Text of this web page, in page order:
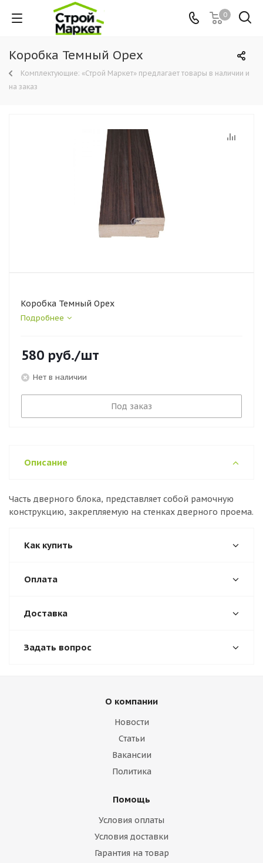
0
Коробка Темный Орех
Комплектующие: «Строй Маркет» предлагает товары в наличии и
на заказ
Коробка Темный Орех
Подробнее
580 руб./шт
Нет в наличии
Под заказ
Описание
Часть дверного блока, представляет собой рамочную
конструкцию, закрепляемую на стенках дверного проема.
Как купить
Оплата
Доставка
Задать вопрос
О компании
Новости
Статьи
Вакансии
Политика
Помощь
Условия оплаты
Условия доставки
Гарантия на товар